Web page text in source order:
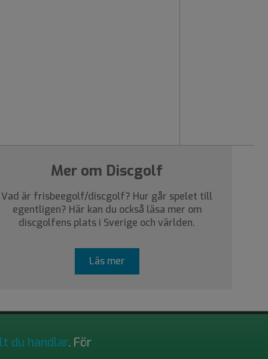
Mer om Discgolf
Vad är frisbeegolf/discgolf? Hur går spelet till
egentligen? Här kan du också läsa mer om
discgolfens plats i Sverige och världen.
Läs mer
du handlar. För